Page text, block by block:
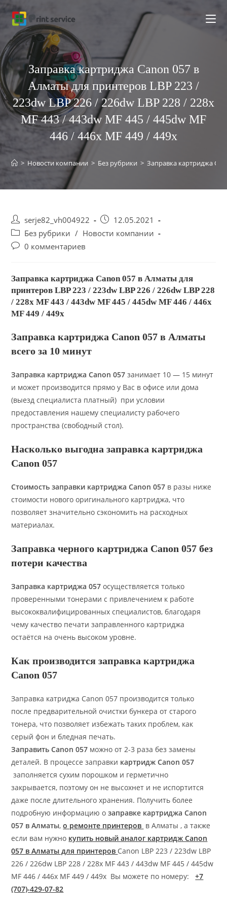
Перейти
содержимому
Заправка картриджа Canon 057 в
Алматы для принтеров LBP 223 /
223dw LBP 226 / 226dw LBP 228 / 228x
MF 443 / 443dw MF 445 / 445dw MF
446 / 446x MF 449 / 449x
> Новости компании > Без рубрики > Заправка картриджа
Post
author:
serje82_vh004922
Запись
опубликована:
12.05.2021
Post
category:
Без рубрики / Новости компании
Post0 комментариев
Заправка картриджа Canon 057 в Алматы для
принтеров LBP 223 / 223dw LBP 226 / 226dw LBP 228
/ 228x MF 443 / 443dw MF 445 / 445dw MF 446 / 446x
MF 449 / 449x
Заправка картриджа Canon 057 в Алматы
всего за 10 минут
Заправка картриджа Canon 057 занимает 10 — 15 минут
и может производится прямо у Вас в офисе или дома
(выезд специалиста платный) при условии
предоставления нашему специалисту рабочего
пространства (свободный стол).
Насколько выгодна заправка картриджа
Canon 057
Стоимость заправки картриджа Canon 057 в разы ниже
стоимости нового оригинального картриджа, что
позволяет значительно сэкономить на расходных
материалах.
Заправка черного картриджа Canon 057 без
потери качества
Заправка картриджа 057 осуществляется только
проверенными тонерами с привлечением к работе
высококвалифицированных специалистов, благодаря
чему качество печати заправленного картриджа
остаётся на очень высоком уровне.
Как производится заправка картриджа
Canon 057
Заправка катриджа Canon 057 производится только
после предварительной очистки бункера от старого
тонера, что позволяет избежать таких проблем, как
серый фон и бледная печать.
Заправить Canon 057 можно от 2-3 раза без замены
деталей. В процессе заправки картридж Canon 057
заполняется сухим порошком и герметично
закрывается, поэтому он не высохнет и не испортится
даже после длительного хранения. Получить более
подробную информацию озаправке картриджа Canon
057 в Алматы,о ремонте принтеров в Алматы , а также
если вам нужно купить новый аналог картридж Canon
057 в Алматы для принтеров Canon LBP 223 / 223dw LBP
226 / 226dw LBP 228 / 228x MF 443 / 443dw MF 445 / 445dw
MF 446 / 446x MF 449 / 449x Вы можете по номеру:
+7
(707)-429-07-82